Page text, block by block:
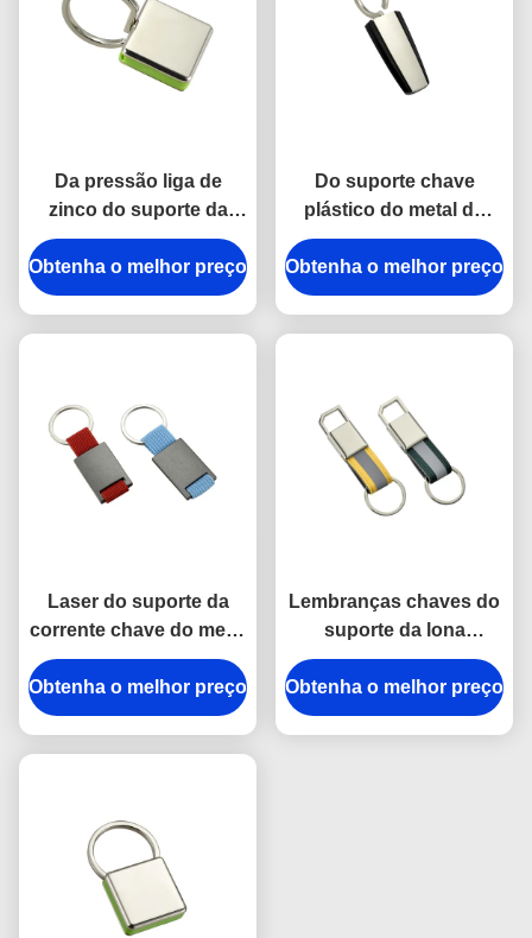
Da pressão liga de
zinco do suporte da
corrente chave do metal
do gancho a anti
oxidação gravou
Obtenha o melhor preço
Do suporte chave
plástico do metal do
ABS do trapézio
galvanização de prata
de Keychains
Obtenha o melhor preço
Laser do suporte da
corrente chave do metal
do retângulo que grava
o presente da
lembrança da lona
Obtenha o melhor preço
Lembranças chaves do
suporte da lona
brilhante da espessura
da porta-chaves 9mm
do gancho da pressão
Obtenha o melhor preço